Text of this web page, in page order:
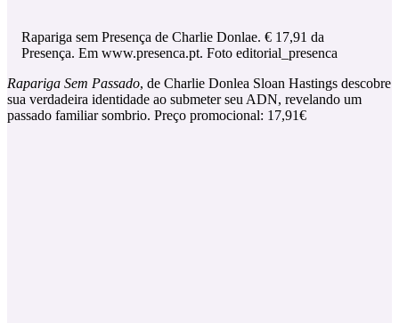
Rapariga sem Presença de Charlie Donlae. € 17,91 da
Presença. Em www.presenca.pt. Foto editorial_presenca
Rapariga Sem Passado, de Charlie Donlea Sloan Hastings descobre
sua verdadeira identidade ao submeter seu ADN, revelando um
passado familiar sombrio. Preço promocional: 17,91€